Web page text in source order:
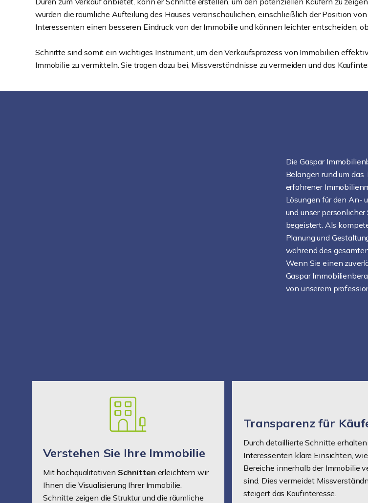
würden die räumliche Aufteilung des Hauses veranschaulichen, einschließlich der Position
Interessenten einen besseren Eindruck von der Immobilie und können leichter entscheiden,
Schnitte sind somit ein wichtiges Instrument, um den Verkaufsprozess von Immobilien
Immobilie zu vermitteln. Sie tragen dazu bei, Missverständnisse zu vermeiden und das
Die Gaspar
Belangen rund um
erfahrener
Lösungen für den An-
und unser
begeistert. Als
Planung und
während des
Wenn Sie einen
Gaspar
von unserem
Verstehen Sie Ihre Immobilie
Mit hochqualitativen Schnitten erleichtern wir
Ihnen die Visualisierung Ihrer Immobilie.
Schnitte zeigen die Struktur und die räumliche
Transparenz für
Durch detaillierte Schnitte erhalten
Interessenten klare Einsichten, wie
Bereiche innerhalb der Immobilie
sind. Dies vermeidet
steigert das Kaufinteresse.